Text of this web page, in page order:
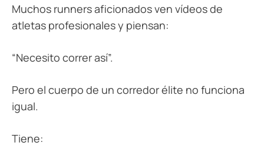
Muchos runners aficionados ven vídeos de
atletas profesionales y piensan:
“Necesito correr así”.
Pero el cuerpo de un corredor élite no funciona
igual.
Tiene: